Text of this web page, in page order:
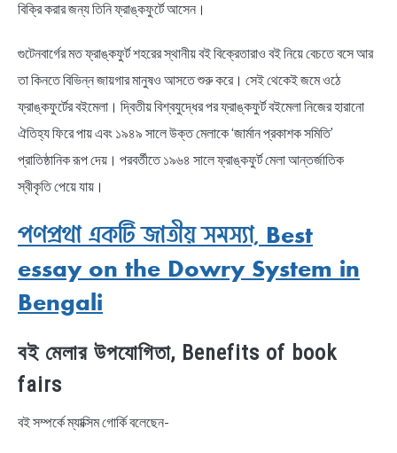
বিক্রি করার জন্য তিনি ফ্রাঙ্কফুর্টে আসেন।
গুটেনবার্গের মত ফ্রাঙ্কফুর্ট শহরের স্থানীয় বই বিক্রেতারাও বই নিয়ে বেচতে বসে আর
তা কিনতে বিভিন্ন জায়গার মানুষও আসতে শুরু করে। সেই থেকেই জমে ওঠে
ফ্রাঙ্কফুর্টের বইমেলা। দ্বিতীয় বিশ্বযুদ্ধের পর ফ্রাঙ্কফুর্ট বইমেলা নিজের হারানো
ঐতিহ্য ফিরে পায় এবং ১৯৪৯ সালে উক্ত মেলাকে ‘জার্মান প্রকাশক সমিতি’
প্রাতিষ্ঠানিক রূপ দেয়। পরবর্তীতে ১৯৬৪ সালে ফ্রাঙ্কফুর্ট মেলা আন্তর্জাতিক
স্বীকৃতি পেয়ে যায়।
পণপ্রথা একটি জাতীয় সমস্যা, Best
essay on the Dowry System in
Bengali
বই মেলার উপযোগিতা, Benefits of book
fairs
বই সম্পর্কে ম্যাক্সিম গোর্কি বলেছেন-